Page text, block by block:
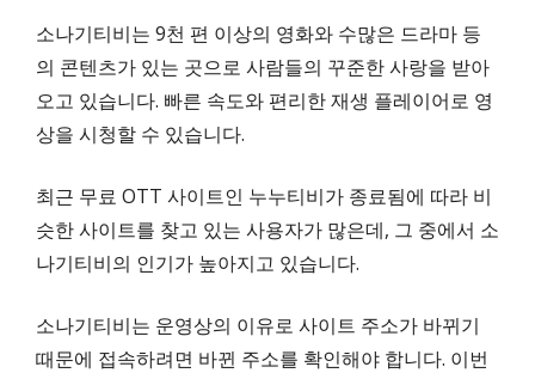
소나기티비는 9천 편 이상의 영화와 수많은 드라마 등
의 콘텐츠가 있는 곳으로 사람들의 꾸준한 사랑을 받아
오고 있습니다. 빠른 속도와 편리한 재생 플레이어로 영
상을 시청할 수 있습니다.
최근 무료 OTT 사이트인 누누티비가 종료됨에 따라 비
슷한 사이트를 찾고 있는 사용자가 많은데, 그 중에서 소
나기티비의 인기가 높아지고 있습니다.
소나기티비는 운영상의 이유로 사이트 주소가 바뀌기
때문에 접속하려면 바뀐 주소를 확인해야 합니다. 이번